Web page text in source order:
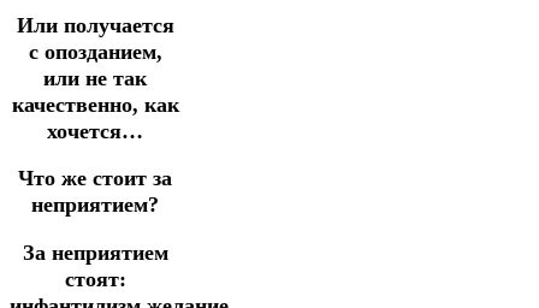
Или получается
с опозданием,
или не так
качественно, как
хочется…
Что же стоит за
неприятием?
За неприятием
стоят: